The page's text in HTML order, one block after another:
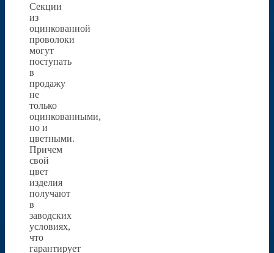
Секции
из
оцинкованной
проволоки
могут
поступать
в
продажу
не
только
оцинкованными,
но и
цветными.
Причем
свой
цвет
изделия
получают
в
заводских
условиях,
что
гарантирует